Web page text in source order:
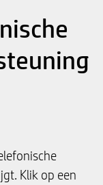
Klik op een